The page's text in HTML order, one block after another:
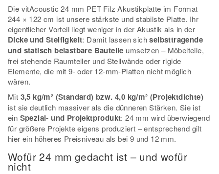
Die vitAcoustic 24 mm PET Filz Akustikplatte im Format
244 × 122 cm ist unsere stärkste und stabilste Platte. Ihr
eigentlicher Vorteil liegt weniger in der Akustik als in der
Dicke und Steifigkeit: Damit lassen sichselbsttragende
und statisch belastbare Bauteile umsetzen – Möbelteile,
frei stehende Raumteiler und Stellwände oder rigide
Elemente, die mit 9- oder 12-mm-Platten nicht möglich
wären.
Mit 3,5 kg/m² (Standard) bzw. 4,0 kg/m² (Projektdichte)
ist sie deutlich massiver als die dünneren Stärken. Sie ist
ein Spezial- und Projektprodukt: 24 mm wird überwiegend
für größere Projekte eigens produziert – entsprechend gilt
hier ein höheres Preisniveau als bei 9 und 12 mm.
Wofür 24 mm gedacht ist – und wofür
nicht